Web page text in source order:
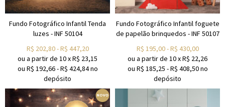
Fundo Fotográfico Infantil Tenda
luzes - INF 50104
R$ 202,80-R$ 447,20
ou a partir de 10xR$ 23,15
ou R$ 192,66-R$ 424,84no
depósito
Fundo Fotográfico Infantil foguete
de papelão brinquedos - INF 50107
R$ 195,00-R$ 430,00
ou a partir de 10xR$ 22,26
ou R$ 185,25 -R$ 408,50no
depósito